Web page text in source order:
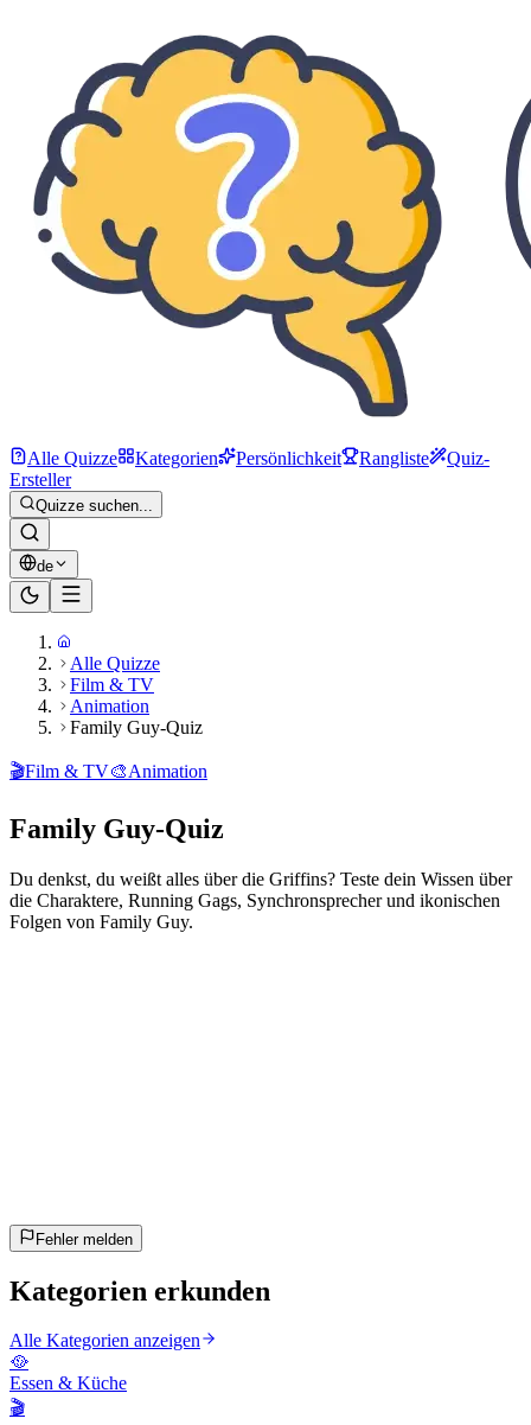
Alle Quizze Kategorien Persönlichkeit Rangliste
Quiz-
Ersteller
Quizze suchen...
de
Alle Quizze
Film & TV
Animation
Family Guy-Quiz
🎬Film & TV🎨Animation
Family Guy-Quiz
Du denkst, du weißt alles über die Griffins? Teste dein Wissen über
die Charaktere, Running Gags, Synchronsprecher und ikonischen
Folgen von Family Guy.
Fehler melden
Kategorien erkunden
Alle Kategorien anzeigen
🥘
Essen & Küche
🎬